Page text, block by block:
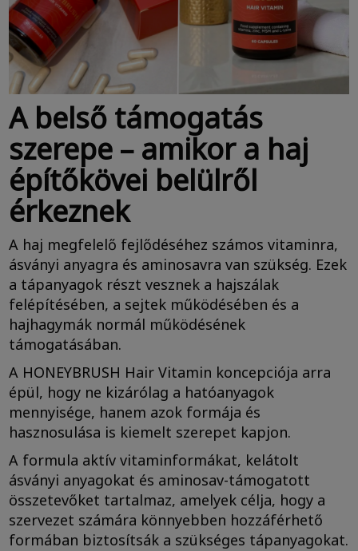
A belső támogatás
szerepe – amikor a haj
építőkövei belülről
érkeznek
A haj megfelelő fejlődéséhez számos vitaminra,
ásványi anyagra és aminosavra van szükség. Ezek
a tápanyagok részt vesznek a hajszálak
felépítésében, a sejtek működésében és a
hajhagymák normál működésének
támogatásában.
A HONEYBRUSH Hair Vitamin koncepciója arra
épül, hogy ne kizárólag a hatóanyagok
mennyisége, hanem azok formája és
hasznosulása is kiemelt szerepet kapjon.
A formula aktív vitaminformákat, kelátolt
ásványi anyagokat és aminosav-támogatott
összetevőket tartalmaz, amelyek célja, hogy a
szervezet számára könnyebben hozzáférhető
formában biztosítsák a szükséges tápanyagokat.